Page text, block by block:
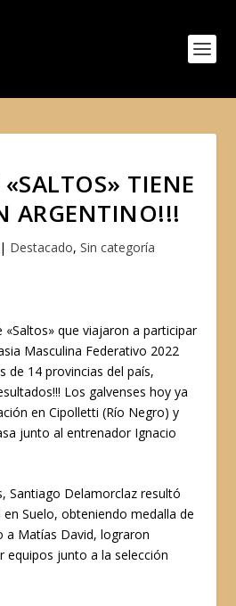
TIENE
ARGENTINO!!!
| Destacado, Sin categoría
que viajaron a participar
Masculina Federativo 2022
de 14 provincias del país,
Los galvenses hoy ya
en Cipolletti (Río Negro) y
junto al entrenador Ignacio
Santiago Delamorclaz resultó
Suelo, obteniendo medalla de
a Matías David, lograron
equipos junto a la selección